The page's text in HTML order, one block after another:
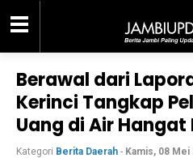
Berawal dari
Kerinci Tangkap
Uang di Air Hangat
Kategori Berita Daerah - Kamis, 08 Mei